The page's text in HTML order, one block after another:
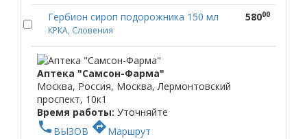
Гербион сироп подорожника 150 мл
КРКА, Словения
58000
Аптека "Самсон-Фарма"
Москва, Россия, Москва, Лермонтовский
проспект, 10к1
Время работы: Уточняйте
phone ВЫЗОВ directionsМаршрут